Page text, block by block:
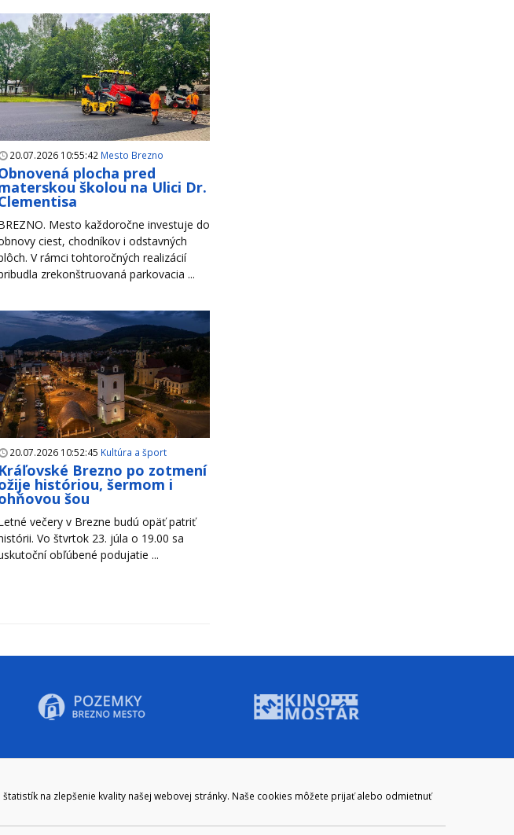
na zlepšenie kvality našej webovej stránky. Naše cookies môžete prijať alebo odmietnuť
20.07.2026 10:55:42 Mesto Brezno
plocha pred
školou na Ulici Dr.
Mesto každoročne investuje do
ciest, chodníkov i odstavných
V rámci tohtoročných realizácií
zrekonštruovaná parkovacia ...
20.07.2026 10:52:45 Kultúra a šport
Kráľovské Brezno po zotmení
históriou, šermom i
šou
večery v Brezne budú opäť patriť
Vo štvrtok 23. júla o 19.00 sa
obľúbené podujatie ...
KONTAKT
048/28 56 301, 048/28 56 302
Mestský úrad Brezno